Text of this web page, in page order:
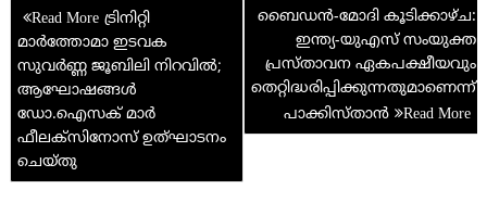
k
p
p
Post
navigation
ട്രിനിറ്റി
മാർത്തോമാ ഇടവക
സുവർണ്ണ ജൂബിലി നിറവിൽ;
ആഘോഷങ്ങൾ
ഡോ.ഐസക് മാർ
ഫീലക്സിനോസ് ഉത്‌ഘാടനം
ചെയ്തു
ബൈഡൻ-മോദി കൂടിക്കാഴ്ച:
ഇന്ത്യ-യുഎസ് സംയുക്ത
പ്രസ്താവന ഏകപക്ഷീയവും
തെറ്റിദ്ധരിപ്പിക്കുന്നതുമാണെന്ന്
പാക്കിസ്താന്‍